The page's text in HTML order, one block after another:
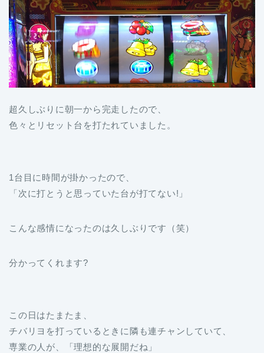
超久しぶりに朝一から完走したので、
色々とリセット台を打たれていました。
1台目に時間が掛かったので、
「次に打とうと思っていた台が打てない!」
こんな感情になったのは久しぶりです（笑）
分かってくれます?
この日はたまたま、
チバリヨを打っているときに隣も連チャンしていて、
専業の人が、「理想的な展開だね」